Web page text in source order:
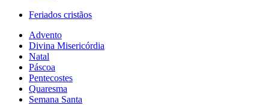
Feriados cristãos
Advento
Divina Misericórdia
Natal
Páscoa
Pentecostes
Quaresma
Semana Santa